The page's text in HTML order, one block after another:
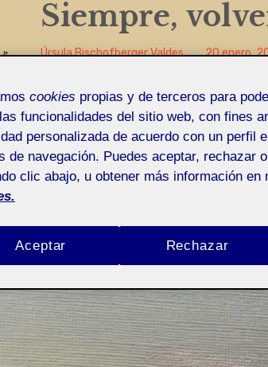
Siempre,
Úrsula Bischofberger Valdes 20 enero,
cookies propias y de terceros para
funcionalidades del sitio web, con fines
personalizada de acuerdo con un perfil
de navegación. Puedes aceptar, rechazar
clic abajo, u obtener más información en
Rechazar
Aceptar